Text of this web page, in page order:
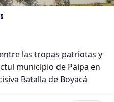
las tropas patriotas y
municipio de Paipa en
Batalla de Boyacá